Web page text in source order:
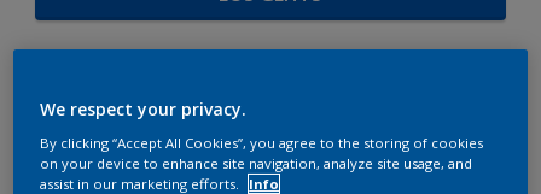
FARBAUSWAHL
We respect your privacy.
By clicking “Accept All Cookies”, you agree to the storing of cookies
on your device to enhance site navigation, analyze site usage, and
assist in our marketing efforts.
Info